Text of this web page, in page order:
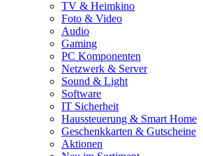
TV & Heimkino
Foto & Video
Audio
Gaming
PC Komponenten
Netzwerk & Server
Sound & Light
Software
IT Sicherheit
Haussteuerung & Smart Home
Geschenkkarten & Gutscheine
Aktionen